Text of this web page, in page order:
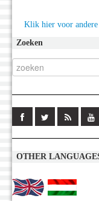
Klik hier voor andere
Zoeken
OTHER